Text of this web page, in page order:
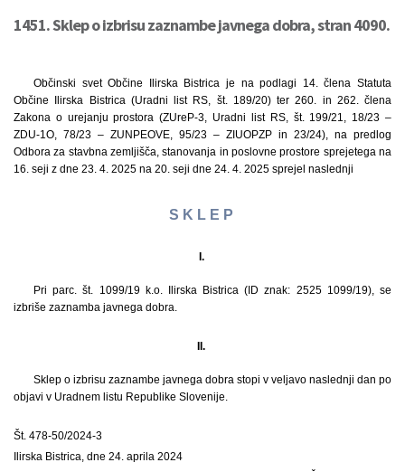
1451. Sklep o izbrisu zaznambe javnega dobra, stran 4090.
Občinski svet Občine Ilirska Bistrica je na podlagi 14. člena Statuta
Občine Ilirska Bistrica (Uradni list RS, št. 189/20) ter 260. in 262. člena
Zakona o urejanju prostora (ZUreP-3, Uradni list RS, št. 199/21, 18/23 –
ZDU-1O, 78/23 – ZUNPEOVE, 95/23 – ZIUOPZP in 23/24), na predlog
Odbora za stavbna zemljišča, stanovanja in poslovne prostore sprejetega na
16. seji z dne 23. 4. 2025 na 20. seji dne 24. 4. 2025 sprejel naslednji
S K L E P
I.
Pri parc. št. 1099/19 k.o. Ilirska Bistrica (ID znak: 2525 1099/19), se
izbriše zaznamba javnega dobra.
II.
Sklep o izbrisu zaznambe javnega dobra stopi v veljavo naslednji dan po
objavi v Uradnem listu Republike Slovenije.
Št. 478-50/2024-3
Ilirska Bistrica, dne 24. aprila 2024